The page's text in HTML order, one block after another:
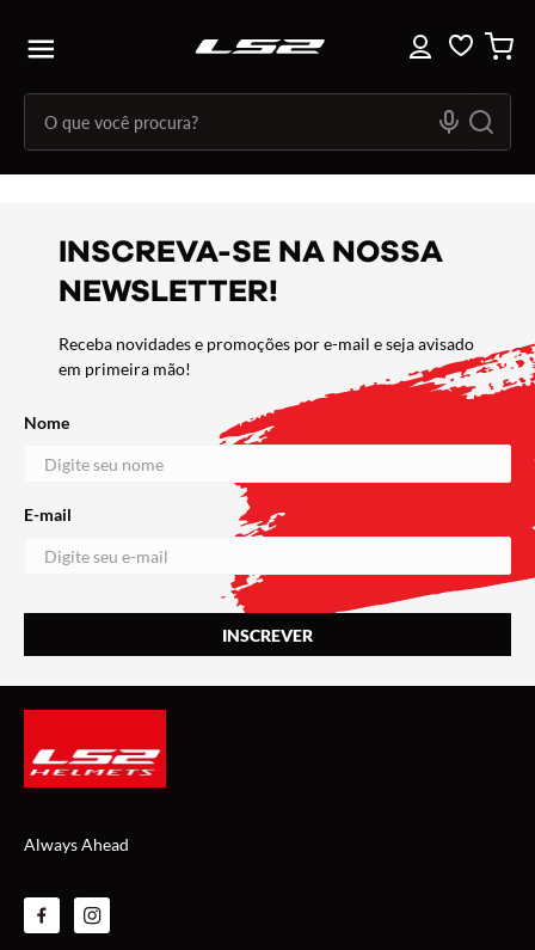
INSCREVA-SE NA NOSSA
NEWSLETTER!
Receba novidades e promoções por e-mail e seja avisado
em primeira mão!
Nome
E-mail
Always Ahead